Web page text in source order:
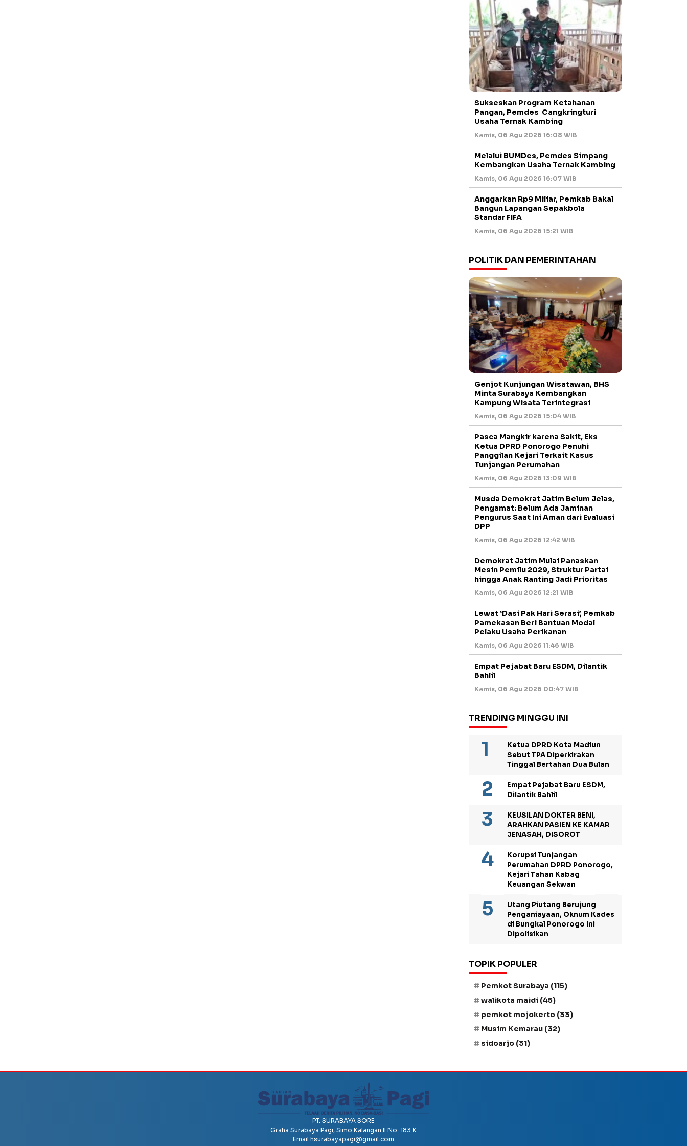
Sukseskan Program Ketahanan
Pangan, Pemdes Cangkringturi
Usaha Ternak Kambing
Kamis, 06 Agu 2026 16:08 WIB
Melalui BUMDes, Pemdes Simpang
Kembangkan Usaha Ternak Kambing
Kamis, 06 Agu 2026 16:07 WIB
Anggarkan Rp9 Miliar, Pemkab Bakal
Bangun Lapangan Sepakbola
Standar FIFA
Kamis, 06 Agu 2026 15:21 WIB
POLITIK DAN PEMERINTAHAN
Genjot Kunjungan Wisatawan, BHS
Minta Surabaya Kembangkan
Kampung Wisata Terintegrasi
Kamis, 06 Agu 2026 15:04 WIB
Pasca Mangkir karena Sakit, Eks
Ketua DPRD Ponorogo Penuhi
Panggilan Kejari Terkait Kasus
Tunjangan Perumahan
Kamis, 06 Agu 2026 13:09 WIB
Musda Demokrat Jatim Belum Jelas,
Pengamat: Belum Ada Jaminan
Pengurus Saat Ini Aman dari Evaluasi
DPP
Kamis, 06 Agu 2026 12:42 WIB
Demokrat Jatim Mulai Panaskan
Mesin Pemilu 2029, Struktur Partai
hingga Anak Ranting Jadi Prioritas
Kamis, 06 Agu 2026 12:21 WIB
Lewat ‘Dasi Pak Hari Serasi’, Pemkab
Pamekasan Beri Bantuan Modal
Pelaku Usaha Perikanan
Kamis, 06 Agu 2026 11:46 WIB
Empat Pejabat Baru ESDM, Dilantik
Bahlil
Kamis, 06 Agu 2026 00:47 WIB
TRENDING MINGGU INI
Ketua DPRD Kota Madiun
Sebut TPA Diperkirakan
Tinggal Bertahan Dua Bulan
Empat Pejabat Baru ESDM,
Dilantik Bahlil
KEUSILAN DOKTER BENI,
ARAHKAN PASIEN KE KAMAR
JENASAH, DISOROT
Korupsi Tunjangan
Perumahan DPRD Ponorogo,
Kejari Tahan Kabag
Keuangan Sekwan
Utang Piutang Berujung
Penganiayaan, Oknum Kades
di Bungkal Ponorogo Ini
Dipolisikan
TOPIK POPULER
Pemkot Surabaya (115)
walikota maidi (45)
pemkot mojokerto (33)
Musim Kemarau (32)
sidoarjo (31)
PT. SURABAYA SORE
Graha Surabaya Pagi, Simo Kalangan II No. 183 K
Email hsurabayapagi@gmail.com